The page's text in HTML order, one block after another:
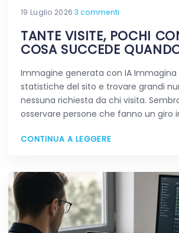
19 Luglio 2026·3 commenti
TANTE VISITE, POCHI
COSA SUCCEDE
Immagine generata con IA Immagina
statistiche del sito e trovare grandi
nessuna richiesta da chi visita.
osservare persone che fanno un giro
CONTINUA A LEGGERE